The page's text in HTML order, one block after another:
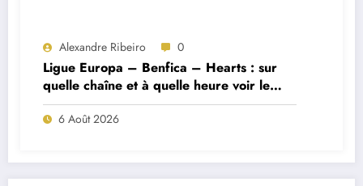
Alexandre Ribeiro 0
Ligue Europa – Benfica – Hearts : sur
quelle chaîne et à quelle heure voir le
match ?
6 Août 2026